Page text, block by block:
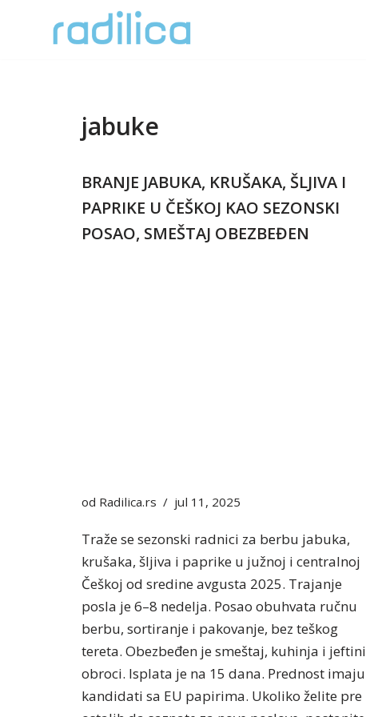
jabuke
BRANJE JABUKA, KRUŠAKA, ŠLJIVA I
PAPRIKE U ČEŠKOJ KAO SEZONSKI
POSAO, SMEŠTAJ OBEZBEĐEN
od Radilica.rs jul 11, 2025
Traže se sezonski radnici za berbu jabuka,
krušaka, šljiva i paprike u južnoj i centralnoj
Češkoj od sredine avgusta 2025. Trajanje
posla je 6–8 nedelja. Posao obuhvata ručnu
berbu, sortiranje i pakovanje, bez teškog
tereta. Obezbeđen je smeštaj, kuhinja i jeftini
obroci. Isplata je na 15 dana. Prednost imaju
kandidati sa EU papirima. Ukoliko želite pre